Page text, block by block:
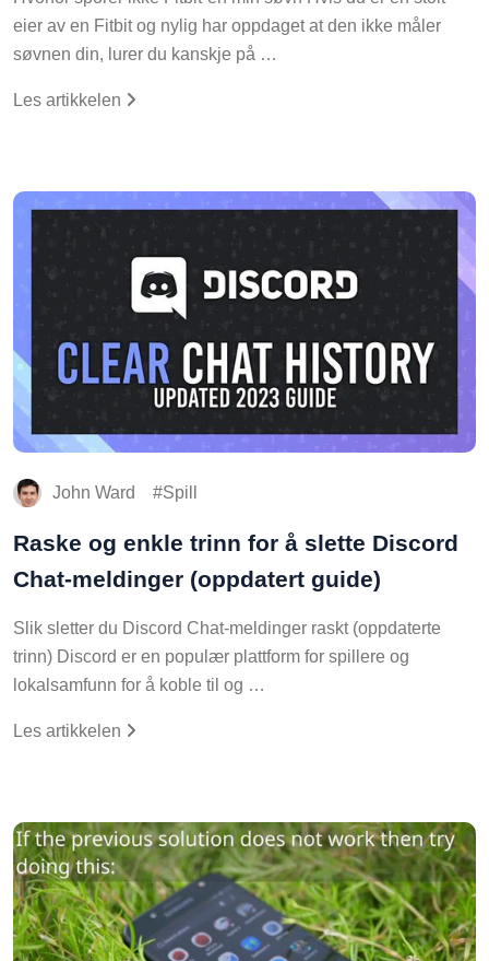
eier av en Fitbit og nylig har oppdaget at den ikke måler
søvnen din, lurer du kanskje på …
Les artikkelen
John Ward Spill
Raske og enkle trinn for å slette Discord
Chat-meldinger (oppdatert guide)
Slik sletter du Discord Chat-meldinger raskt (oppdaterte
trinn) Discord er en populær plattform for spillere og
lokalsamfunn for å koble til og …
Les artikkelen